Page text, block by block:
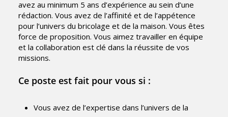
avez au minimum 5 ans d’expérience au sein d’une
rédaction. Vous avez de l’affinité et de l’appétence
pour l’univers du bricolage et de la maison. Vous êtes
force de proposition. Vous aimez travailler en équipe
et la collaboration est clé dans la réussite de vos
missions.
Ce poste est fait pour vous si :
Vous avez de l’expertise dans l’univers de la